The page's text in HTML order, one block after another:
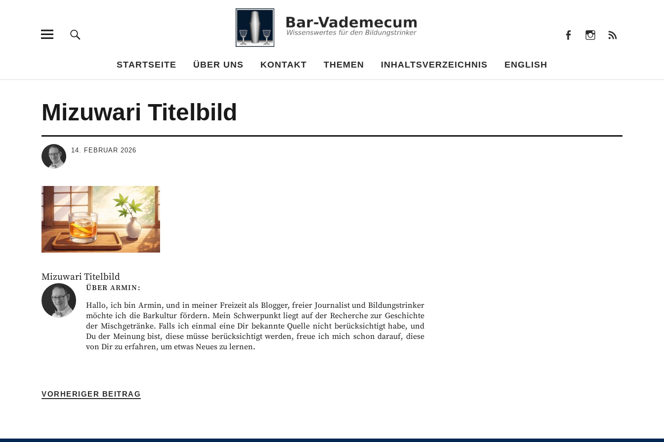
Bar-Vademecum
STARTSEITE ÜBER UNS KONTAKT THEMEN INHALTSVERZEICHNIS ENGLISH
Mizuwari Titelbild
14. FEBRUAR 2026
Mizuwari Titelbild
ÜBER ARMIN
Hallo, ich bin Armin, und in meiner Freizeit als Blogger, freier Journalist und Bildungstrinker
möchte ich die Barkultur fördern. Mein Schwerpunkt liegt auf der Recherche zur Geschichte
der Mischgetränke. Falls ich einmal eine Dir bekannte Quelle nicht berücksichtigt habe, und
Du der Meinung bist, diese müsse berücksichtigt werden, freue ich mich schon darauf, diese
von Dir zu erfahren, um etwas Neues zu lernen.
VORHERIGER BEITRAG